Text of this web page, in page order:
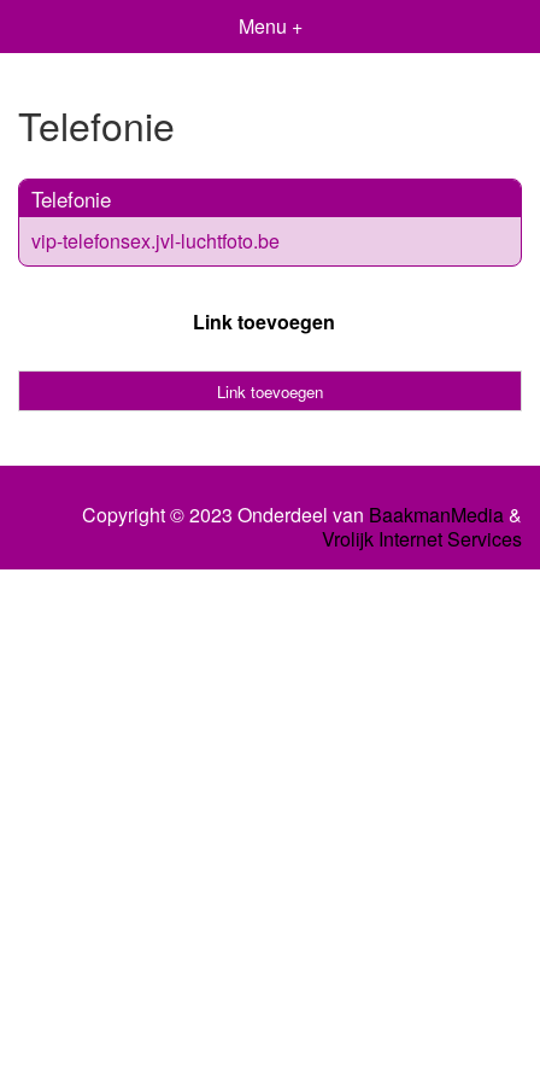
Menu +
Telefonie
Telefonie
vip-telefonsex.jvl-luchtfoto.be
Link toevoegen
Link toevoegen
Copyright © 2023 Onderdeel van BaakmanMedia&
Vrolijk Internet Services